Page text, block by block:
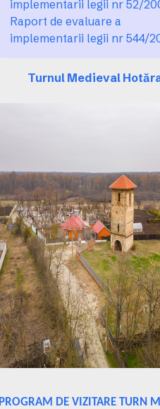
implementarii legii nr 52/
Raport de evaluare a
implementarii legii nr 544/
Turnul Medieval
PROGRAM DE VIZITARE TURN